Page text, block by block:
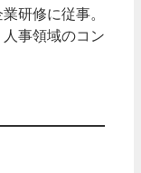
研修に従事。
事領域のコン